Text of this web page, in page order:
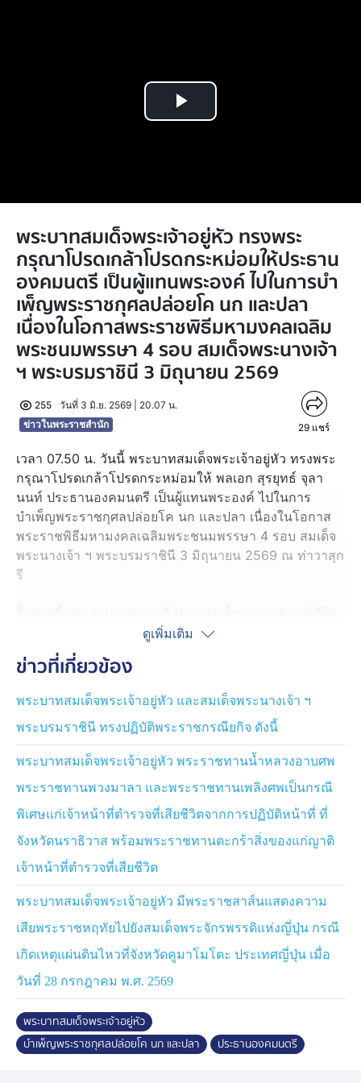
Play
พระบาทสมเด็จพระเจ้าอยู่หัว ทรงพระ
กรุณาโปรดเกล้าโปรดกระหม่อมให้ประธาน
องคมนตรี เป็นผู้แทนพระองค์ ไปในการบํา
เพ็ญพระราชกุศลปล่อยโค นก และปลา
เนื่องในโอกาสพระราชพิธีมหามงคลเฉลิม
พระชนมพรรษา 4 รอบ สมเด็จพระนางเจ้า
ฯ พระบรมราชินี 3 มิถุนายน 2569
255
วันที่ 3 มิ.ย. 2569 | 20.07 น.
ข่าวในพระราชสำนัก
29 แชร์
เวลา 07.50 น. วันนี้ พระบาทสมเด็จพระเจ้าอยู่หัว ทรงพระ
กรุณาโปรดเกล้าโปรดกระหม่อมให้ พลเอก สุรยุทธ์ จุลา
นนท์ ประธานองคมนตรี เป็นผู้แทนพระองค์ ไปในการ
บำเพ็ญพระราชกุศลปล่อยโค นก และปลา เนื่องในโอกาส
พระราชพิธีมหามงคลเฉลิมพระชนมพรรษา 4 รอบ สมเด็จ
พระนางเจ้า ฯ พระบรมราชินี 3 มิถุนายน 2569 ณ ท่าวาสุก
รี
และปล่อยโค จำนวน 1 คู่ ซึ่งทรงพระกรุณาโปรดเกล้าโปรด
กระหม่อม พระราชทานแก่ครอบครัว นางแพรวพรรณ ยุบล
เลิศ เกษตรกร ที่อาศัยอยู่บ้านเลขที่ 25 หมู่ที่ 8 ตำบลสามัคคี
อำเภอร่องคำ จังหวัดกาฬสินธุ์ เพื่อนำไปเลี้ยงขยายพันธุ์เพิ่ม
ผลผลิตทางการเกษตร กับประพรมน้ำพระพุทธมนต์ที่กรงนก
ปล่อยนกเขาชวา จำนวน 49 ตัว กลับคืนสู่ธรรมชาติ และ
ประพรมน้ำพระพุทธมนต์ที่ตู้ปลา ตัดแถบแพรตู้ปลา ปล่อย
พันธุ์ปลาน้ำจืด 1 ล้านตัว ซึ่งกรมประมง น้อมเกล้าน้อม
กระหม่อมถวาย ประกอบด้วย ปลาตะเพียนขาว ปลาตะเพียน
ทอง ปลากระแห ปลาสร้อยขาว ปลายี่สก ปลาโพง ปลา
ชะโอน ปลาเทโพ และปลาแก้มช้ำ ลงแม่น้ำเจ้าพระยา เพื่อ
ให้เจริญเติบโต เพาะขยายพันธุ์ตามธรรมชาติ และรักษา
ความสมดุลตามระบบนิเวศน์ต่อไป
ดูเพิ่มเติม
ข่าวที่เกี่ยวข้อง
พระบาทสมเด็จพระเจ้าอยู่หัว และสมเด็จพระนางเจ้า ฯ
พระบรมราชินี ทรงปฏิบัติพระราชกรณียกิจ ดังนี้
พระบาทสมเด็จพระเจ้าอยู่หัว พระราชทานน้ำหลวงอาบศพ
พระราชทานพวงมาลา และพระราชทานเพลิงศพเป็นกรณี
พิเศษแก่เจ้าหน้าที่ตำรวจที่เสียชีวิตจากการปฏิบัติหน้าที่ ที่
จังหวัดนราธิวาส พร้อมพระราชทานตะกร้าสิ่งของแก่ญาติ
เจ้าหน้าที่ตำรวจที่เสียชีวิต
พระบาทสมเด็จพระเจ้าอยู่หัว มีพระราชสาส์นแสดงความ
เสียพระราชหฤทัยไปยังสมเด็จพระจักรพรรดิแห่งญี่ปุ่น กรณี
เกิดเหตุแผ่นดินไหวที่จังหวัดคูมาโมโตะ ประเทศญี่ปุ่น เมื่อ
วันที่ 28 กรกฎาคม พ.ศ. 2569
พระบาทสมเด็จพระเจ้าอยู่หัว
บําเพ็ญพระราชกุศลปล่อยโค นก และปลา
ประธานองคมนตรี